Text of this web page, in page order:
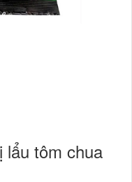
tôm chua